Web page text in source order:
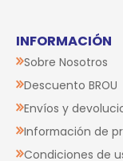
INFORMACIÓN
Sobre Nosotros
Descuento BROU
Envíos y
Información de
Condiciones de